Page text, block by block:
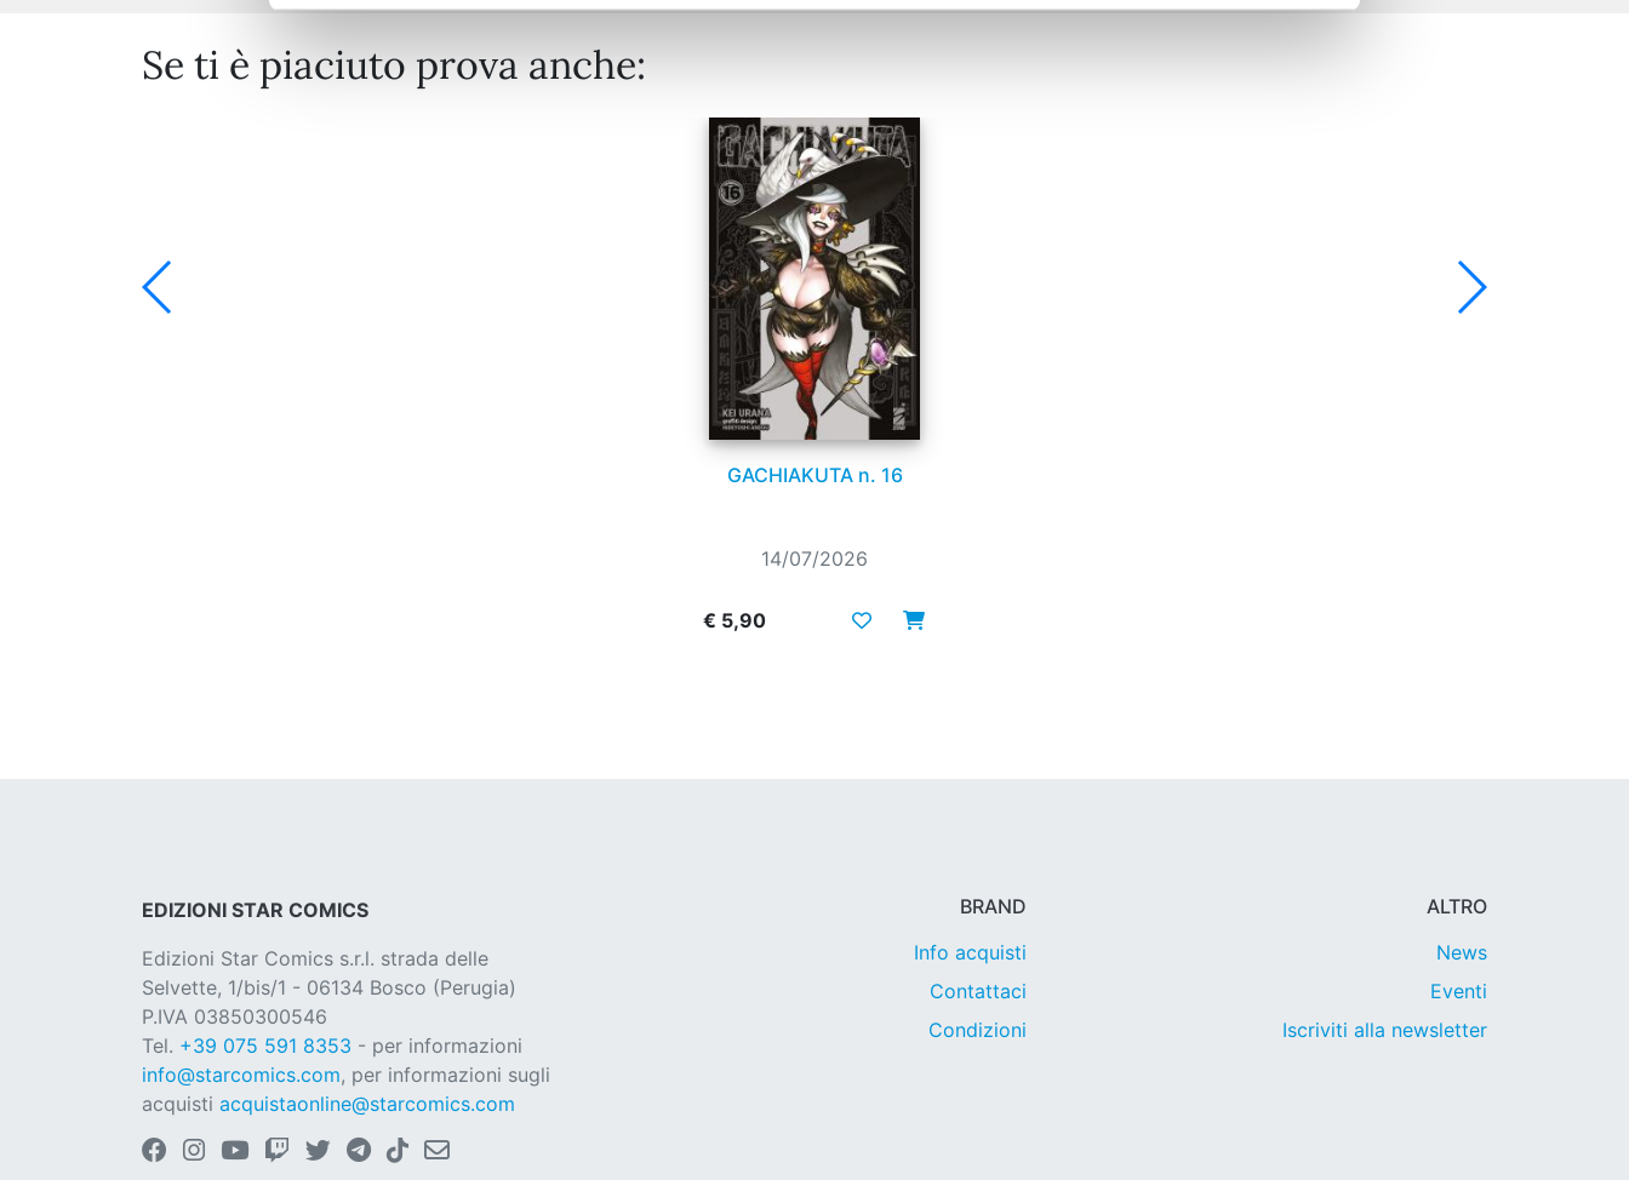
Se ti è piaciuto prova anche:
GACHIAKUTA n. 16
14/07/2026
€ 5,90
EDIZIONI STAR COMICS
Edizioni Star Comics s.r.l. strada delle
Selvette, 1/bis/1 - 06134 Bosco (Perugia)
P.IVA 03850300546
Tel. +39 075 591 8353 - per informazioni
info@starcomics.com, per informazioni sugli
acquisti acquistaonline@starcomics.com
BRAND
Info acquisti
Contattaci
Condizioni
ALTRO
News
Eventi
Iscriviti alla newsletter